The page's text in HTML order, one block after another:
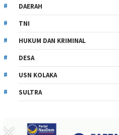
DAERAH
TNI
HUKUM DAN KRIMINAL
DESA
USN KOLAKA
SULTRA